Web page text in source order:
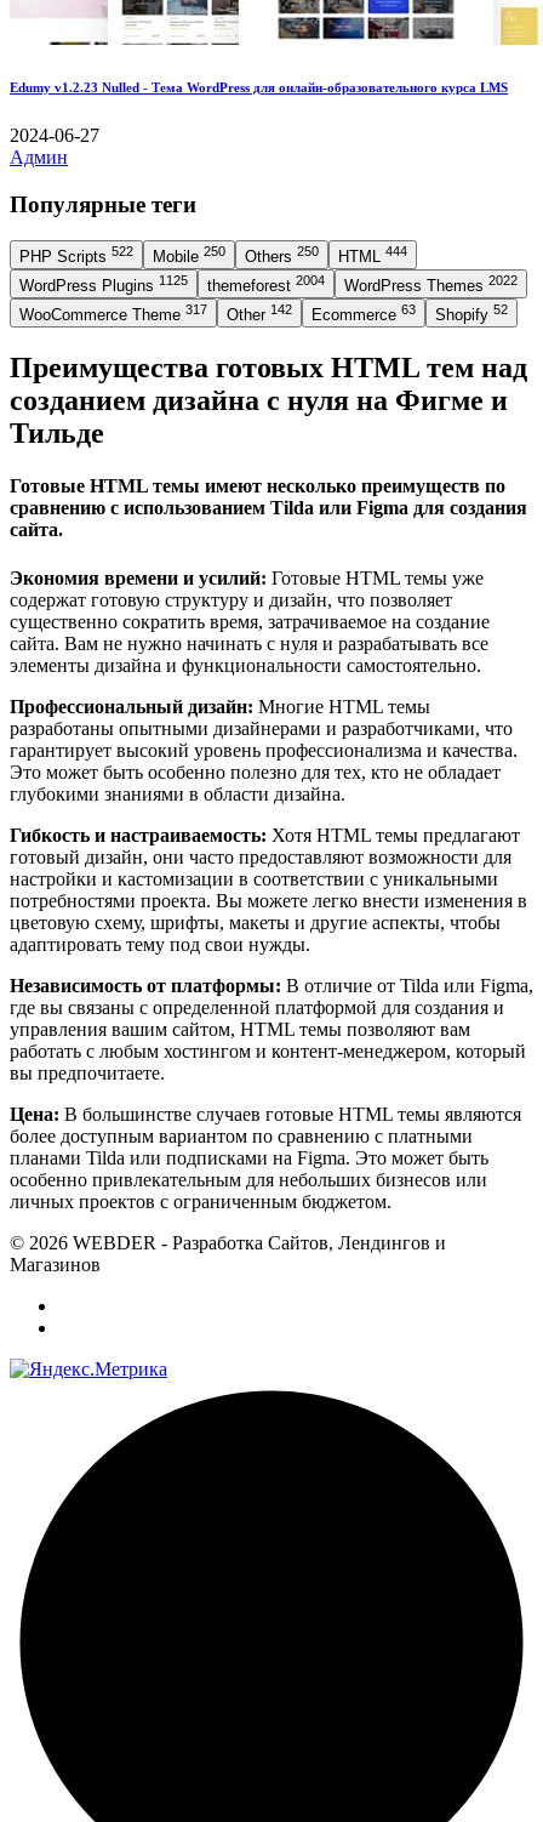
Edumy v1.2.23 Nulled - Тема WordPress для онлайн-образовательного курса LMS
2024-06-27
Админ
Популярные теги
PHP Scripts 522 Mobile 250 Others 250 HTML 444
WordPress Plugins 1125 themeforest 2004 WordPress Themes 2022
WooCommerce Theme 317 Other 142 Ecommerce 63 Shopify 52
Преимущества готовых HTML тем над
созданием дизайна с нуля на Фигме и
Тильде
Готовые HTML темы имеют несколько преимуществ по
сравнению с использованием Tilda или Figma для создания
сайта.
Экономия времени и усилий: Готовые HTML темы уже
содержат готовую структуру и дизайн, что позволяет
существенно сократить время, затрачиваемое на создание
сайта. Вам не нужно начинать с нуля и разрабатывать все
элементы дизайна и функциональности самостоятельно.
Профессиональный дизайн: Многие HTML темы
разработаны опытными дизайнерами и разработчиками, что
гарантирует высокий уровень профессионализма и качества.
Это может быть особенно полезно для тех, кто не обладает
глубокими знаниями в области дизайна.
Гибкость и настраиваемость: Хотя HTML темы предлагают
готовый дизайн, они часто предоставляют возможности для
настройки и кастомизации в соответствии с уникальными
потребностями проекта. Вы можете легко внести изменения в
цветовую схему, шрифты, макеты и другие аспекты, чтобы
адаптировать тему под свои нужды.
Независимость от платформы: В отличие от Tilda или Figma,
где вы связаны с определенной платформой для создания и
управления вашим сайтом, HTML темы позволяют вам
работать с любым хостингом и контент-менеджером, который
вы предпочитаете.
Цена: В большинстве случаев готовые HTML темы являются
более доступным вариантом по сравнению с платными
планами Tilda или подписками на Figma. Это может быть
особенно привлекательным для небольших бизнесов или
личных проектов с ограниченным бюджетом.
© 2026 WEBDER - Разработка Сайтов, Лендингов и
Магазинов